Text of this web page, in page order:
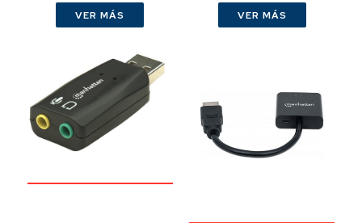
VER MÁS VER MÁS